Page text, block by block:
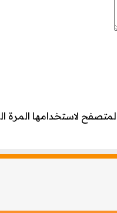
لاستخدامها المرة